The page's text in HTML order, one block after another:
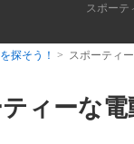
スポーテ
探そう！ > スポーティ
ィーな